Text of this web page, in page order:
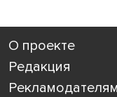
О проекте
Редакция
Рекламодателям